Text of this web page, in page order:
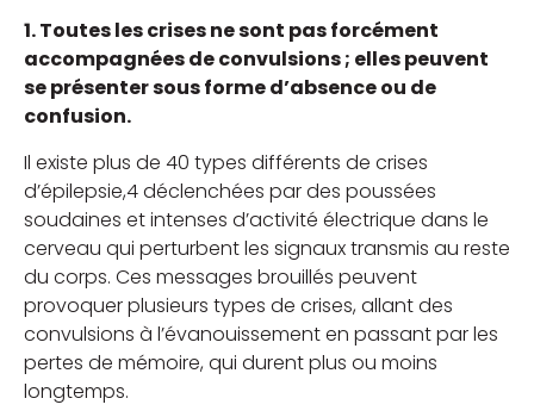
1. Toutes les crises ne sont pas forcément
accompagnées de convulsions ; elles peuvent
se présenter sous forme d’absence ou de
confusion.
Il existe plus de 40 types différents de crises
d’épilepsie,4 déclenchées par des poussées
soudaines et intenses d’activité électrique dans le
cerveau qui perturbent les signaux transmis au reste
du corps. Ces messages brouillés peuvent
provoquer plusieurs types de crises, allant des
convulsions à l’évanouissement en passant par les
pertes de mémoire, qui durent plus ou moins
longtemps.